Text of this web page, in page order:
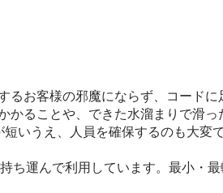
お客様の邪魔にならず、コード
ることや、できた水溜まりで滑っ
いうえ、人員を確保するのも大
ち運んで利用しています。最小・